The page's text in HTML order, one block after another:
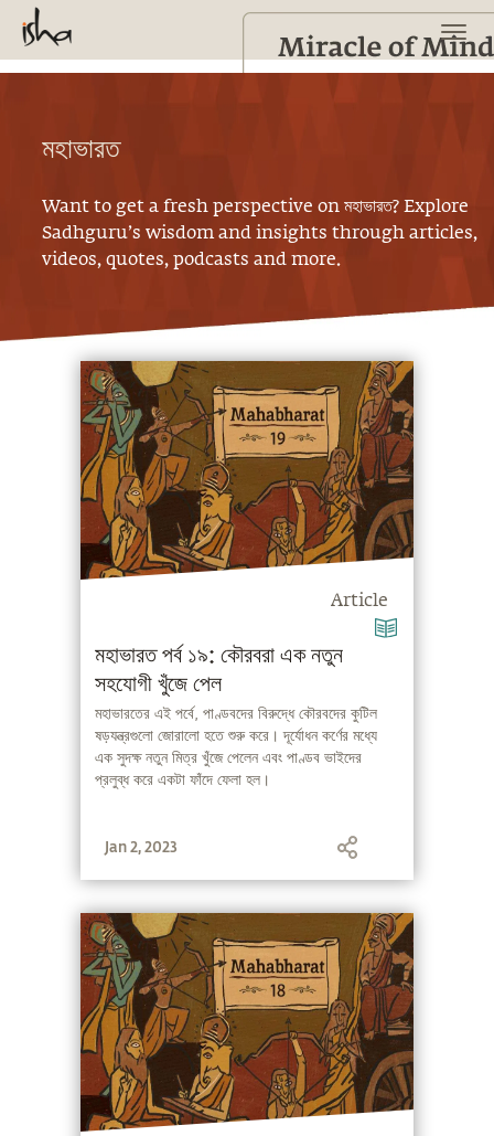
মহাভারত
Want to get a fresh perspective onমহাভারত? Explore
Sadhguru’s wisdom and insights through articles,
videos, quotes, podcasts and more.
Article
মহাভারত পর্ব ১৯: কৌরবরা এক নতুন
সহযোগী খুঁজে পেল
মহাভারতের এই পর্বে, পাণ্ডবদের বিরুদ্ধে কৌরবদের কুটিল
ষড়যন্ত্রগুলো জোরালো হতে শুরু করে। দূর্যোধন কর্ণের মধ্যে
এক সুদক্ষ নতুন মিত্র খুঁজে পেলেন এবং পাণ্ডব ভাইদের
প্রলুব্ধ করে একটা ফাঁদে ফেলা হল।
Jan 2, 2023